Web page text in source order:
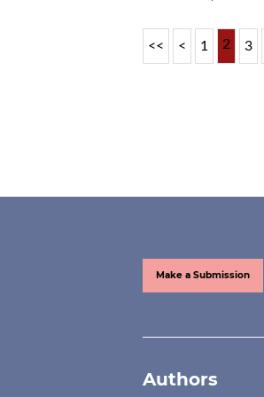
<< < 1 2 3
Make a Submission
Authors